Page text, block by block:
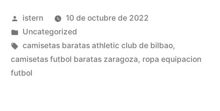
Publicado
por
istern
10 de octubre de 2022
Publicado
en
Uncategorized
Etiquetas:
camisetas baratas athletic club de bilbao,
camisetas futbol baratas zaragoza, ropa equipacion
futbol